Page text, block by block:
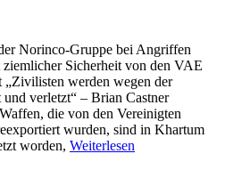
Norinco-Gruppe bei Angriffen
Sicherheit von den VAE
„Zivilisten werden wegen der
verletzt“ – Brian Castner
die von den Vereinigten
wurden, sind in Khartum
worden, Weiterlesen